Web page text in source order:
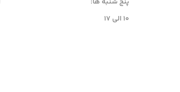
۱۰ الی ۱۷